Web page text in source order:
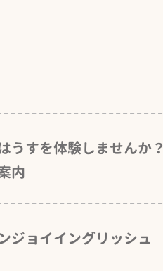
うすを体験しませんか？
内
ジョイイングリッシュ